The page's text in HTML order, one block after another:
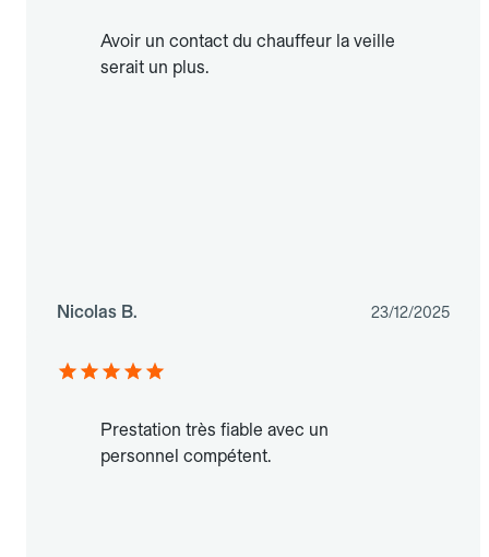
Avoir un contact du chauffeur la veille
serait un plus.
Nicolas B. 23/12/2025
Prestation très fiable avec un
personnel compétent.